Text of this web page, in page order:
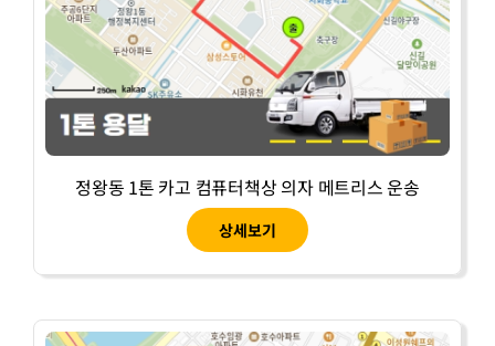
정왕동 1톤 카고 컴퓨터책상 의자 메트리스 운송
상세보기